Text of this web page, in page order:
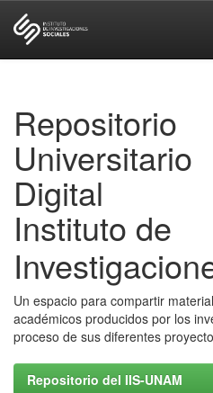
Repositorio
Universitario
Digital
Instituto de
Un espacio para compartir
académicos producidos por los
proceso de sus diferentes
Repositorio del IIS-UNAM